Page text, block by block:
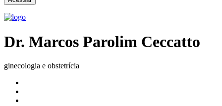
Dr. Marcos Parolim Ceccatto
ginecologia e obstetrícia